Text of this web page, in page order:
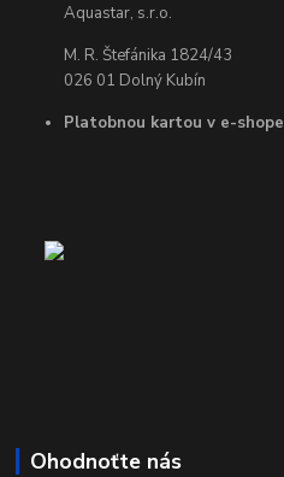
Aquastar, s.r.o.
M. R. Štefánika 1824/43
026 01 Dolný Kubín
Platobnou kartou v e-shope
Ohodnoťte nás